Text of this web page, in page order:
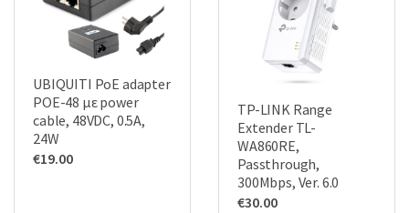
UBIQUITI PoE adapter
POE-48 με power
cable, 48VDC, 0.5A,
24W
€19.00
TP-LINK Range
Extender TL-
WA860RE,
Passthrough,
300Mbps, Ver. 6.0
€30.00